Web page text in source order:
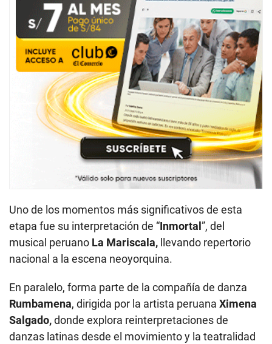
Uno de los momentos más significativos de esta
etapa fue su interpretación de “Inmortal ”, del
musical peruano La Mariscala, llevando repertorio
nacional a la escena neoyorquina.
En paralelo, forma parte de la compañía de danza
Rumbamena, dirigida por la artista peruana Ximena
Salgado,donde explora reinterpretaciones de
danzas latinas desde el movimiento y la teatralidad